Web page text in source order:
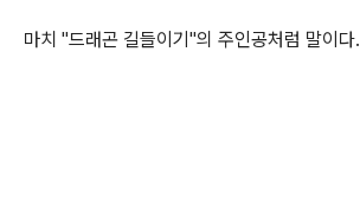
마치 "드래곤 길들이기"의 주인공처럼 말이다.